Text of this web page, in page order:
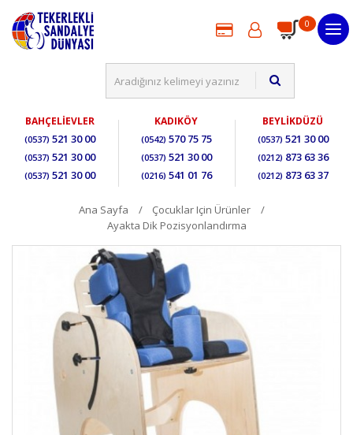
0
BAHÇELİEVLER
(0537) 521 30 00
(0537) 521 30 00
(0537) 521 30 00
KADIKÖY
(0542) 570 75 75
(0537) 521 30 00
(0216) 541 01 76
BEYLİKDÜZÜ
(0537) 521 30 00
(0212) 873 63 36
(0212) 873 63 37
Ana Sayfa
Çocuklar Için Ürünler
Ayakta Dik Pozisyonlandırma